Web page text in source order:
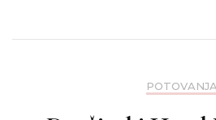
POTOVANJA